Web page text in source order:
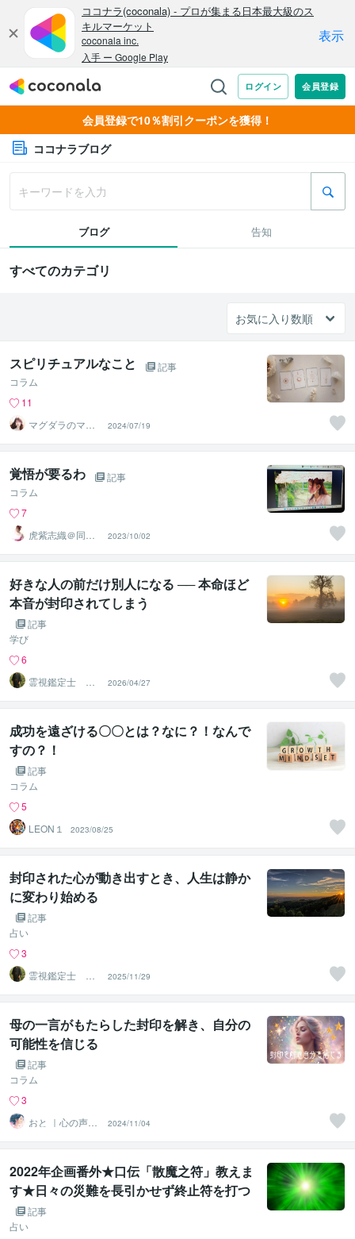
会員登録で10％割引クーポンを獲得！
ココナラブログ
ブログ 告知
すべてのカテゴリ
スピリチュアルなこと
記事
コラム
11
マグダラのマリ
ア✝️
2024/07/19
覚悟が要るわ
記事
コラム
7
虎紫志織＠同じ
目線の『駆け込
み寺』
2023/10/02
好きな人の前だけ別人になる ── 本命ほど
本音が封印されてしまう
記事
学び
6
霊視鑑定士 神
凪
2026/04/27
成功を遠ざける〇〇とは？なに？！なんで
すの？！
記事
コラム
5
LEON１
2023/08/25
封印された心が動き出すとき、人生は静か
に変わり始める
記事
占い
3
霊視鑑定士 神
凪
2025/11/29
母の一言がもたらした封印を解き、自分の
可能性を信じる
記事
コラム
3
おと ｜心の声に
寄り添うセラピ
スト
2024/11/04
2022年企画番外★口伝「散魔之符」教えま
す★日々の災難を長引かせず終止符を打つ
秘伝護符☆
記事
占い